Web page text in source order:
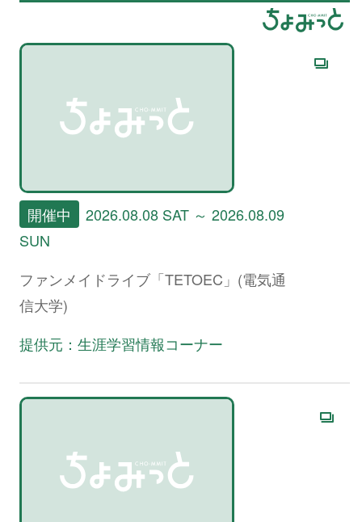
開催中
2026.08.08 SAT ～ 2026.08.09
SUN
ファンメイドライブ「TETOEC」(電気通
信大学)
提供元：生涯学習情報コーナー